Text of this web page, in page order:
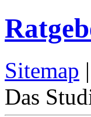
Sitemap |
Das